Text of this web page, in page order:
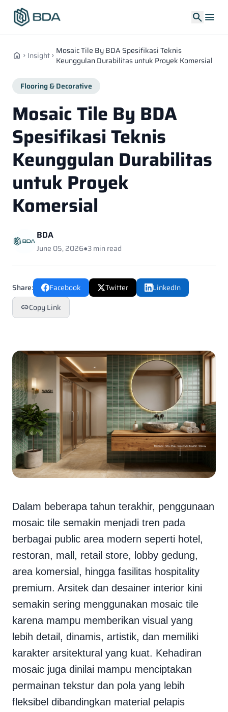
search menu
home chevron_right Insight chevron_right Mosaic Tile By BDA Spesifikasi Teknis
Keunggulan Durabilitas untuk Proyek Komersial
Flooring & Decorative
Mosaic Tile By BDA
Spesifikasi Teknis
Keunggulan Durabilitas
untuk Proyek
Komersial
BDA
June 05, 2026●3 min read
Share: Facebook Twitter LinkedIn
linkCopy Link
Dalam beberapa tahun terakhir, penggunaan
mosaic tile semakin menjadi tren pada
berbagai public area modern seperti hotel,
restoran, mall, retail store, lobby gedung,
area komersial, hingga fasilitas hospitality
premium. Arsitek dan desainer interior kini
semakin sering menggunakan mosaic tile
karena mampu memberikan visual yang
lebih detail, dinamis, artistik, dan memiliki
karakter arsitektural yang kuat. Kehadiran
mosaic juga dinilai mampu menciptakan
permainan tekstur dan pola yang lebih
fleksibel dibandingkan material pelapis